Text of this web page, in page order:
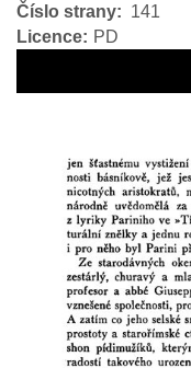
Číslo strany
141
Licence
PD